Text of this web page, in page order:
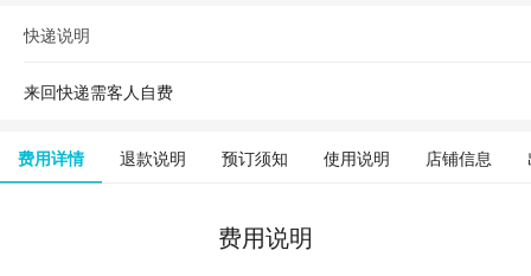
快递说明
来回快递需客人自费
费用详情 退款说明 预订须知 使用说明 店铺信息
费用说明